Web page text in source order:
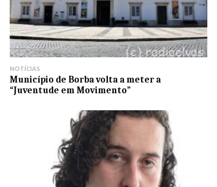
NOTÍCIAS
Município de Borba volta a meter a
“Juventude em Movimento”